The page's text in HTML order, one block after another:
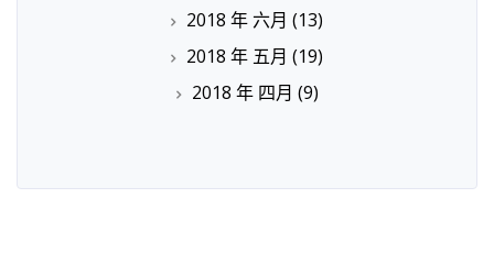
2018 年 六月 (13)
2018 年 五月 (19)
2018 年 四月 (9)